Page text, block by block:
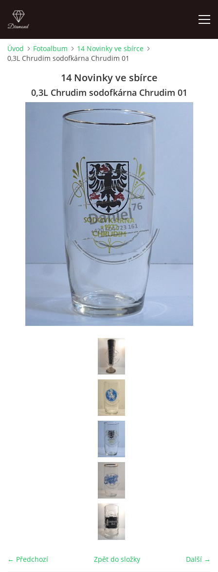
ÚVOD
FOTOALBUM
SKLENICE NA VÝMĚNU
KOUPÍM STARŠÍ PIVNÍ SKLENICE 604 723 161
Daniel Česká Republika
Koupím starší pivní sklenice z českých pivovarů a jiné pivní relikvie.
Jednotlivě i celé sbírky pivního skla.Dobře zaplatím.Po domluvě za
Vámi kdykoli a kamkoli rád přijedu.Předem Vám děkuji za
nabídky.Volejte prosím na tel.: 604 723 161 (stačí prozvonit zavolám
Vám zpět) nebo pište na email: Dandan76@seznam.cz
Dandan76@seznam.cz
Aktualizováno: 7. 6. 2026
Úvod Fotoalbum
14 Novinky ve sbírce
0,3L Chrudim sodofkárna Chrudim 01
14 Novinky ve sbírce
0,3L Chrudim sodofkárna Chrudim 01
← Předchozí Další →
Zpět do složky